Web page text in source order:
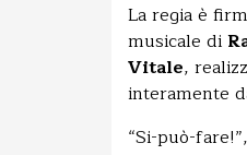
La regia è
musicale di
Vitale,
interamente
“Si-può-